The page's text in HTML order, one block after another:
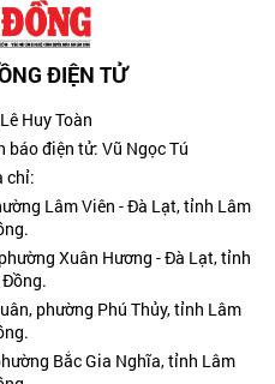
ĐIỆN TỬ
Huy Toàn
báo điện tử: Vũ Ngọc Tú
chỉ:
Lâm Viên - Đà Lạt, tỉnh Lâm
Xuân Hương - Đà Lạt, tỉnh
phường Phú Thủy, tỉnh Lâm
Bắc Gia Nghĩa, tỉnh Lâm